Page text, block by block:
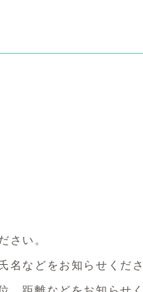
さい。
名などをお知らせくださ